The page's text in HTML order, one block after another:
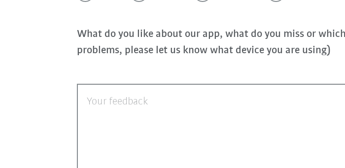
What do you like about our app, what do you miss or
problems, please let us know what device you are using)
Your feedback